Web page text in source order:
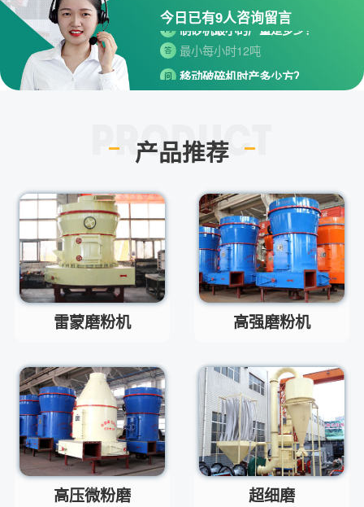
今日已有9人咨询留言
问 制砂机最小的产量是多少？
答 最小每小时12吨
每小时30-300方的型号都有。
问 小型的制砂机类型有哪些？
砂机，HX制砂机等
问 请问厂家地址在哪？
答
河南省郑州市高新技术开发区梧
桐街与红松路交叉口中国高端矿
机生产出口基地园区
制砂机最小的产量是多少？
最小每小时12吨
答 每小时30-300方的型号都有。
问 红星制砂机在环保上达标吗？
答 环保测验均达到标准
问 小型的制砂机类型有哪些？
答
主要有细碎机，复合破，对辊制
砂机，HX制砂机等
产品推荐
雷蒙磨粉机 高强磨粉机
高压微粉磨 超细磨